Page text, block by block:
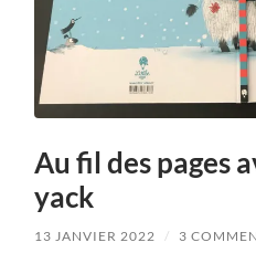
Au fil des pages
yack
13 JANVIER 2022 / 3